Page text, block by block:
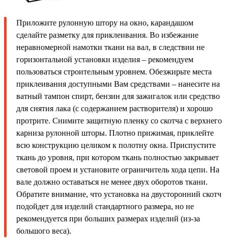
Приложите рулонную штору на окно, карандашом
сделайте разметку для приклеивания. Во избежание
неравномерной намотки ткани на вал, в следствии не
горизонтальной установки изделия – рекомендуем
пользоваться строительным уровнем. Обезжирьте места
приклеивания доступными Вам средствами – нанесите на
ватный тампон спирт, бензин для зажигалок или средство
для снятия лака (с содержанием растворителя) и хорошо
протрите. Снимите защитную пленку со скотча с верхнего
карниза рулонной шторы. Плотно прижимая, приклейте
всю конструкцию целиком к полотну окна. Приспустите
ткань до уровня, при котором ткань полностью закрывает
световой проем и установите ограничитель хода цепи. На
вале должно оставаться не менее двух оборотов ткани.
Обратите внимание, что установка на двусторонний скотч
подойдет для изделий стандартного размера, но не
рекомендуется при больших размерах изделий (из-за
большого веса).